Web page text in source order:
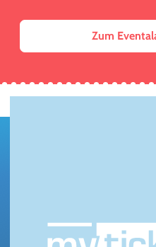
Zum